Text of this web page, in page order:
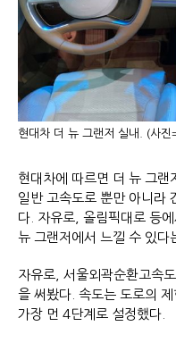
현대차 더 뉴 그랜저 실내. (사진
현대차에 따르면 더 뉴 그
일반 고속도로 뿐만 아니라
다. 자유로, 올림픽대로 등
뉴 그랜저에서 느낄 수 있다
자유로, 서울외곽순환고속
을 써봤다. 속도는 도로의
가장 먼 4단계로 설정했다.